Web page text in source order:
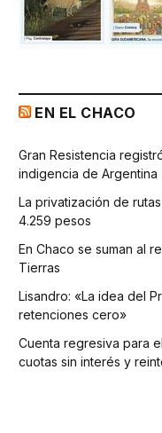
EN EL CHACO
Gran Resistencia
indigencia de Argentina
La privatización de
4.259 pesos
En Chaco se suman al
Tierras
Lisandro: «La idea del
retenciones cero»
Cuenta regresiva para
cuotas sin interés y